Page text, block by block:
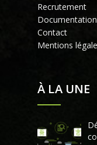
Recrutement
Documentation
Contact
Mentions
À LA UNE